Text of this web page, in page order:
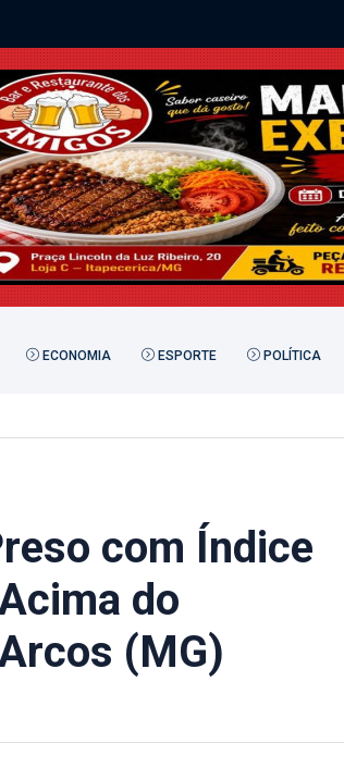
ECONOMIA ESPORTE POLÍTICA
com Índice
do
(MG)